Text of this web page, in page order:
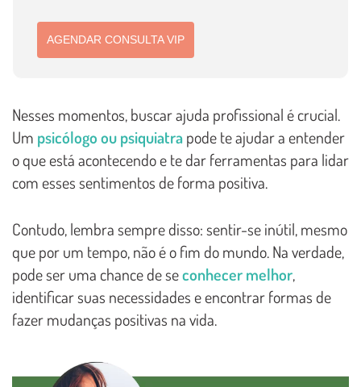
AGENDAR CONSULTA VIP
Nesses momentos, buscar ajuda profissional é crucial.
Um psicólogo ou psiquiatrapode te ajudar a entender
o que está acontecendo e te dar ferramentas para lidar
com esses sentimentos de forma positiva.
Contudo, lembra sempre disso: sentir-se inútil, mesmo
que por um tempo, não é o fim do mundo. Na verdade,
pode ser uma chance de seconhecer melhor,
identificar suas necessidades e encontrar formas de
fazer mudanças positivas na vida.